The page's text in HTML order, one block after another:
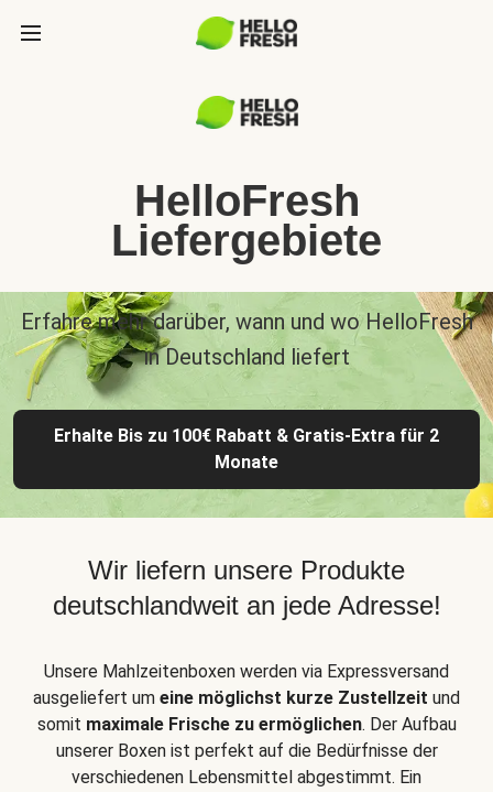
HelloFresh
Liefergebiete
Erfahre mehr darüber, wann und wo HelloFresh
in Deutschland liefert
Erhalte Bis zu 100€ Rabatt & Gratis-Extra für 2
Monate
Wir liefern unsere Produkte
deutschlandweit an jede Adresse!
Unsere Mahlzeitenboxen werden via Expressversand
ausgeliefert um eine möglichst kurze Zustellzeit und
somit maximale Frische zu ermöglichen. Der Aufbau
unserer Boxen ist perfekt auf die Bedürfnisse der
verschiedenen Lebensmittel abgestimmt. Ein